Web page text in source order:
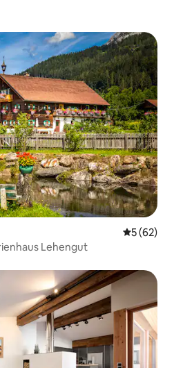
5 (62)
Lehengut